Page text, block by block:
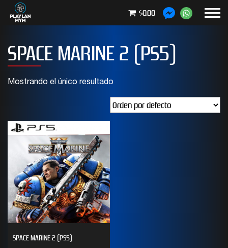
$0.00
SPACE MARINE 2 (PS5)
Mostrando el único resultado
SPACE MARINE 2 (PS5)